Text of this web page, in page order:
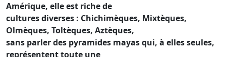
Amérique, elle est riche de
cultures diverses : Chichimèques, Mixtèques,
Olmèques, Toltèques, Aztèques,
sans parler des pyramides mayas qui, à elles seules,
représentent toute une